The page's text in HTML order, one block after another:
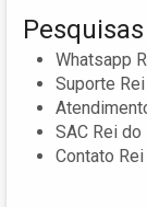
Whatsapp
Suporte
SAC Rei
Contato